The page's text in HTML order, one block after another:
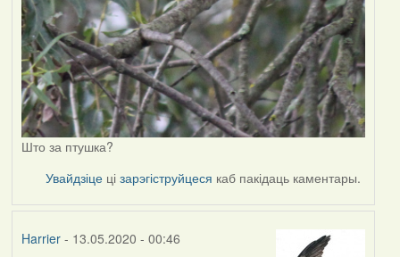
Што за птушка?
Увайдзіце цізарэгіструйцеся каб пакідаць каментары.
Harrier- 13.05.2020 - 00:46